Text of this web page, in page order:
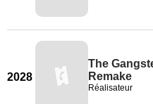
2028
The
Remake
Réalisateur